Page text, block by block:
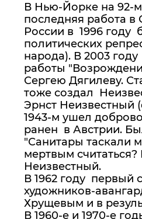
В Нью-Йорке на 92-м
последняя работа
России в 1996 году
политических
народа). В 2003
работы
Сергею Дягилеву.
тоже создал
Эрнст Неизвестный
1943-м ушел
ранен в Австрии.
"Санитары таскали
мертвым
Неизвестный.
В 1962 году первый
художников-
Хрущевым и в
В 1960-е и 1970-е